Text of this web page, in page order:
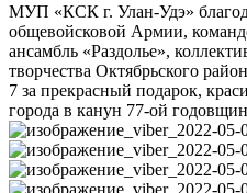
МУП «КСК г. Улан-Удэ»
общевойсковой Армии,
ансамбль «Раздолье»,
творчества Октябрьского
7 за прекрасный подарок,
города в канун 77-ой